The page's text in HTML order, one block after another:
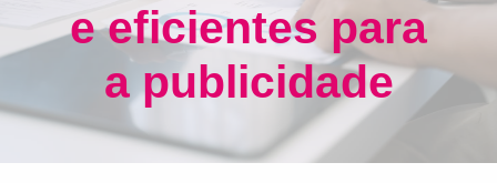
e eficientes para
a publicidade